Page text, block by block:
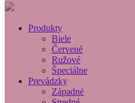
Produkty
Biele
Červené
Ružové
Špeciálne
Prevádzky
Západné